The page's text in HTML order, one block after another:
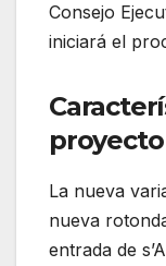
Consejo
iniciará el
proyecto
La nueva
nueva
entrada de